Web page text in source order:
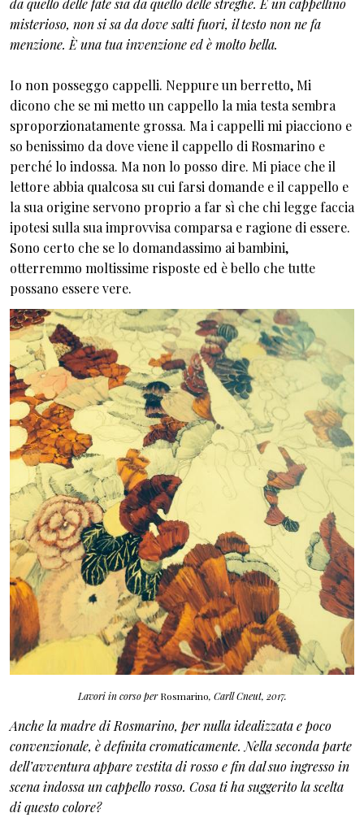
da quello delle fate sia da quello delle streghe. È un cappellino
misterioso, non si sa da dove salti fuori, il testo non ne fa
menzione. È una tua invenzione ed è molto bella.
Io non posseggo cappelli. Neppure un berretto, Mi
dicono che se mi metto un cappello la mia testa sembra
sproporzionatamente grossa. Ma i cappelli mi piacciono e
so benissimo da dove viene il cappello di Rosmarino e
perché lo indossa. Ma non lo posso dire. Mi piace che il
lettore abbia qualcosa su cui farsi domande e il cappello e
la sua origine servono proprio a far sì che chi legge faccia
ipotesi sulla sua improvvisa comparsa e ragione di essere.
Sono certo che se lo domandassimo ai bambini,
otterremmo moltissime risposte ed è bello che tutte
possano essere vere.
Lavori in corso perRosmarino, Carll Cneut, 2017.
Anche la madre di Rosmarino, per nulla idealizzata e poco
convenzionale, è definita cromaticamente. Nella seconda parte
dell’avventura appare vestita di rosso e fin dal suo ingresso in
scena indossa un cappello rosso. Cosa ti ha suggerito la scelta
di questo colore?